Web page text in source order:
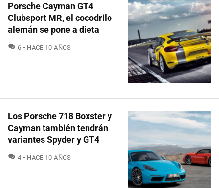
Porsche Cayman GT4
Clubsport MR, el cocodrilo
alemán se pone a dieta
6 COMENTARIOS
HACE 10 AÑOS
Los Porsche 718 Boxster y
Cayman también tendrán
variantes Spyder y GT4
4 COMENTARIOS
HACE 10 AÑOS